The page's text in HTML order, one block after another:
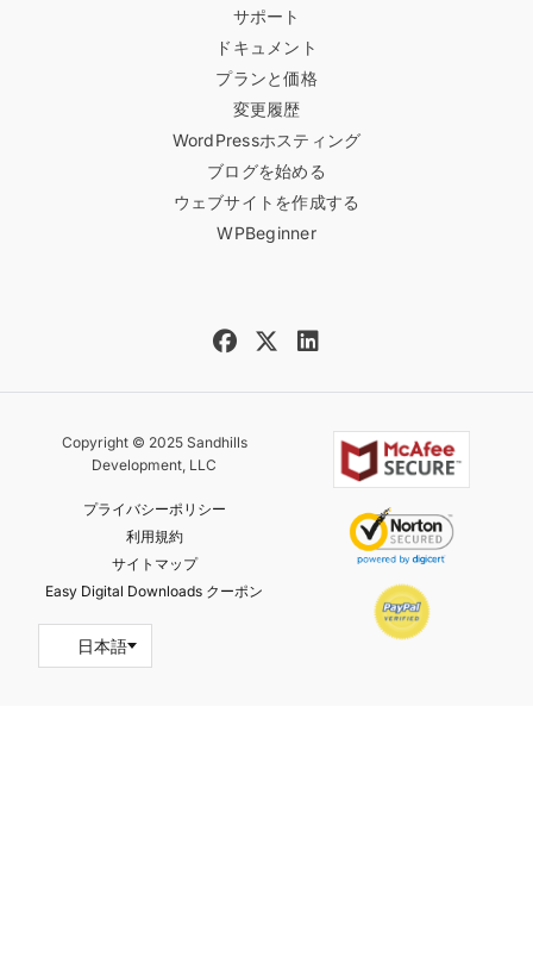
サポート
ドキュメント
プランと価格
変更履歴
WordPressホスティング
ブログを始める
ウェブサイトを作成する
WPBeginner
Copyright © 2025 Sandhills
Development, LLC
プライバシーポリシー
利用規約
サイトマップ
Easy Digital Downloads クーポン